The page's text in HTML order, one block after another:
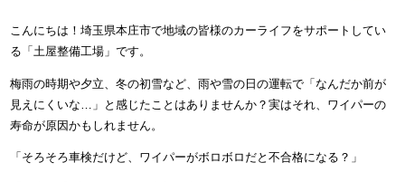
こんにちは！埼玉県本庄市で地域の皆様のカーライフをサポートしてい
る「土屋整備工場」です。
梅雨の時期や夕立、冬の初雪など、雨や雪の日の運転で「なんだか前が
見えにくいな…」と感じたことはありませんか？実はそれ、ワイパーの
寿命が原因かもしれません。
「そろそろ車検だけど、ワイパーがボロボロだと不合格になる？」